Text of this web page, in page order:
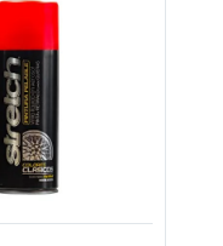
Vista rápida